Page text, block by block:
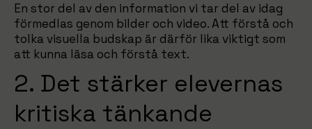
En stor del av den information vi tar del av idag
förmedlas genom bilder och video. Att förstå och
tolka visuella budskap är därför lika viktigt som
att kunna läsa och förstå text.
2. Det stärker elevernas
kritiska tänkande